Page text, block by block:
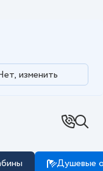
изменить
Душевые